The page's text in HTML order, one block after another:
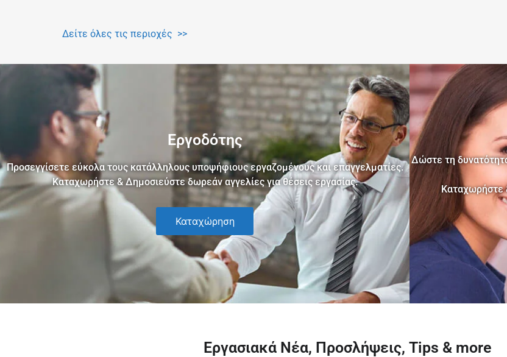
Δείτε όλες τις περιοχές >>
Εργοδότης​
Προσεγγίσετε εύκολα τους κατάλληλους υποψήφιους εργαζομένους και επαγγελματίες.
Καταχωρήστε & Δημοσιεύστε δωρεάν αγγελίες για θέσεις εργασίας.
Καταχώρηση
Δώστε τη
Καταχωρήστε
Εργασιακά Νέα, Προσλήψεις, Tips & more